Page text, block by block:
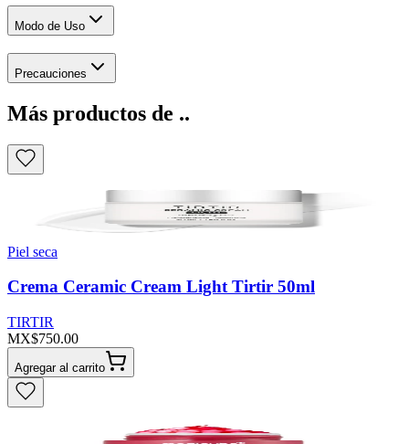
Modo de Uso
Precauciones
Más productos de ..
Piel seca
Crema Ceramic Cream Light Tirtir 50ml
TIRTIR
MX$750.00
Agregar al carrito